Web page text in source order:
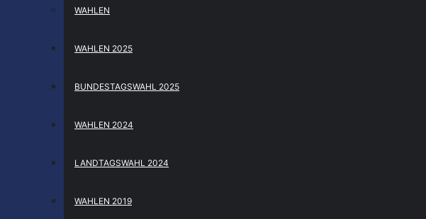
WAHLEN
WAHLEN 2025
BUNDESTAGSWAHL 2025
WAHLEN 2024
LANDTAGSWAHL 2024
WAHLEN 2019